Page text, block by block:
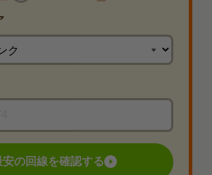
安の回線を確認する